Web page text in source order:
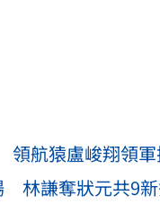
航猿盧峻翔領
林謙奪狀元共9